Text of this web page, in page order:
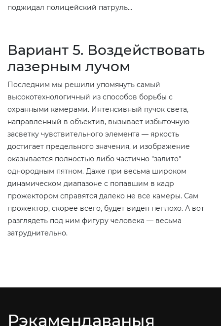
поджидал полицейский патруль…
Вариант 5. Воздействовать
лазерным лучом
Последним мы решили упомянуть самый
высокотехнологичный из способов борьбы с
охранными камерами. Интенсивный пучок света,
направленный в объектив, вызывает избыточную
засветку чувствительного элемента — яркость
достигает предельного значения, и изображение
оказывается полностью либо частично "залито"
однородным пятном. Даже при весьма широком
динамическом диапазоне с попавшим в кадр
прожектором справятся далеко не все камеры. Сам
прожектор, скорее всего, будет виден неплохо. А вот
разглядеть под ним фигуру человека — весьма
затруднительно.
Рэкамендаваныя